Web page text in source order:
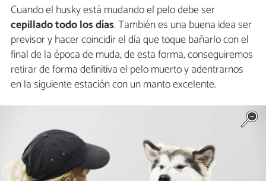
Cuando el husky está mudando el pelo debe ser
cepillado todo los días. También es una buena idea ser
previsor y hacer coincidir el día que toque bañarlo con el
final de la época de muda, de esta forma, conseguiremos
retirar de forma definitiva el pelo muerto y adentrarnos
en la siguiente estación con un manto excelente.